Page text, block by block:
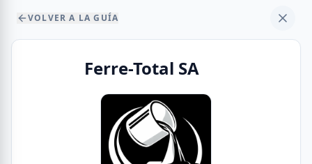
VOLVER A LA GUÍA
Ferre-Total SA